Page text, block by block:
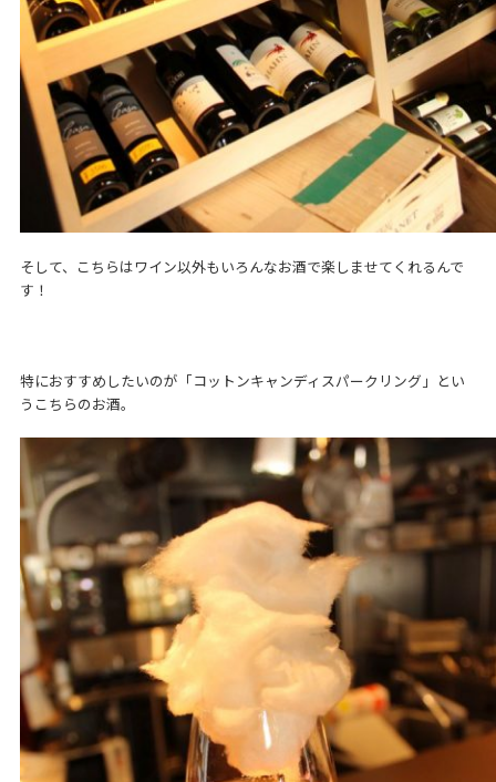
そして、こちらはワイン以外もいろんなお酒で楽しませてくれるんで
す！
特におすすめしたいのが「コットンキャンディスパークリング」とい
うこちらのお酒。